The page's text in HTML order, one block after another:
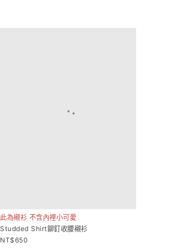
此為襯衫 不含內裡小可愛
Studded Shirt鉚釘收腰襯衫
650